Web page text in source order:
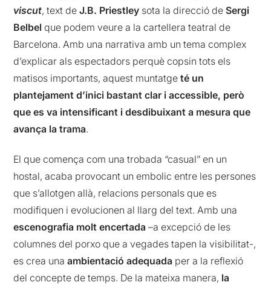
viscut, text deJ.B. Priestley sota la direcció deSergi
Belbel que podem veure a la cartellera teatral de
Barcelona. Amb una narrativa amb un tema complex
d’explicar als espectadors perquè copsin tots els
matisos importants, aquest muntatgeté un
plantejament d’inici bastant clar i accessible, però
que es va intensificant i desdibuixant a mesura que
avança la trama.
El que comença com una trobada “casual” en un
hostal, acaba provocant un embolic entre les persones
que s’allotgen allà, relacions personals que es
modifiquen i evolucionen al llarg del text. Amb una
escenografia molt encertada –a excepció de les
columnes del porxo que a vegades tapen la visibilitat-,
es crea unaambientació adequada per a la reflexió
del concepte de temps. De la mateixa manera, la